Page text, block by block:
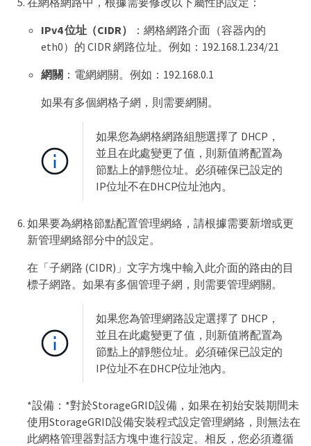
IPv4 位址（CIDR）
：網格網路介面（容器內的
eth0）的 CIDR 網路位址。例如：192.168.1.234/21
網關 ：電網網關。例如：192.168.0.1
如果有多個網格子網，則需要網關。
如果您為網格網路組態選擇了 DHCP，
並且在此處變更了值，則新值將配置為
節點上的靜態位址。必須確保已設定的
IP位址不在DHCP位址池內。
如果要為網格節點配置管理網絡，請根據需要新增或更
新管理網絡部分中的設定。
在「子網路 (CIDR)」文字方塊中輸入此介面的路由的目
標子網路。如果有多個管理子網，則需要管理網關。
如果您為管理網路設定選擇了 DHCP，
並且在此處變更了值，則新值將配置為
節點上的靜態位址。必須確保已設定的
IP位址不在DHCP位址池內。
*設備：*對於StorageGRID設備，如果在初始安裝期間未
使用StorageGRID設備安裝程式設定管理網絡，則無法在
此網格管理器對話方塊中進行設定。相反，您必須遵循